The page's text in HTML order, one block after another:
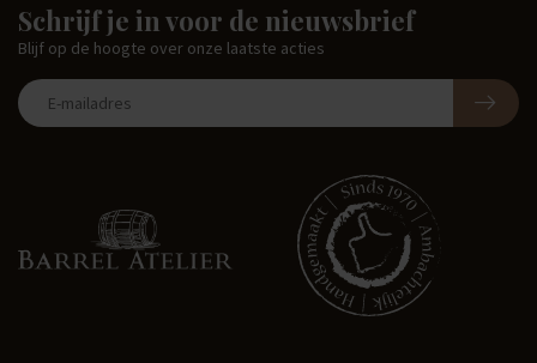
Schrijf je in voor de nieuwsbrief
Blijf op de hoogte over onze laatste acties